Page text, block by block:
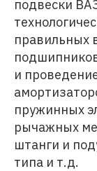
подвески
правильных
и
пружинных
рычажных
штанги и
типа и т.д.